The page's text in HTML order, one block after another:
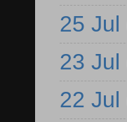
25 Jul
23 Jul
22 Jul